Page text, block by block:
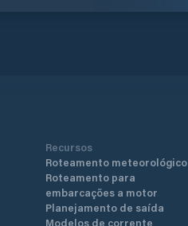
Recursos
Roteamento meteorológico
Roteamento para
embarcações a motor
Planejamento de saída
Modelos de corrente